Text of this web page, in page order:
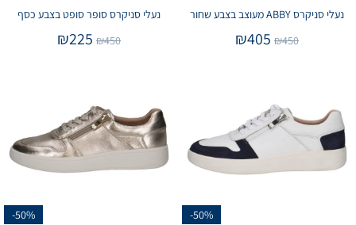
נעלי סניקרס ABBY מעוצב בצבע שחור
₪450
₪405
נעלי סניקרס סופר סופט בצבע כסף
₪450
₪225
-50%
-50%